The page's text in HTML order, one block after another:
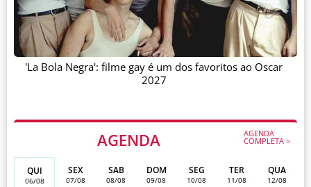
AGENDA AGENDA
COMPLETA >
QUI
06/08
SEX
07/08
SAB
08/08
DOM
09/08
SEG
10/08
TER
11/08
QUA
12/08
'La Bola Negra': filme gay é um dos favoritos ao Oscar
2027